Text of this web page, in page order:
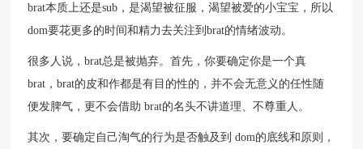
brat本质上还是sub，是渴望被征服，渴望被爱的小宝宝，所以
dom要花更多的时间和精力去关注到brat的情绪波动。
很多人说，brat总是被抛弃。首先，你要确定你是一个真
brat，brat的皮和作都是有目的性的，并不会无意义的任性随
便发脾气，更不会借助 brat的名头不讲道理、不尊重人。
其次，要确定自己淘气的行为是否触及到 dom的底线和原则，